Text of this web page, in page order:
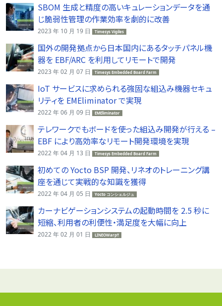
SBOM 生成と精度の高いキュレーションデータを通
じ脆弱性管理の作業効率を劇的に改善
2023 年 10 月 19 日 Timesys Vigiles
国外の開発拠点から日本国内にあるタッチパネル機
器を EBF/ARC を利用してリモートで開発
2023 年 02 月 07 日 Timesys Embedded Board Farm
IoT サービスに求められる強固な組込み機器セキュ
リティを EMEliminator で実現
2022 年 06 月 09 日 EMEliminator
テレワークでもボードを使った組込み開発が行える –
EBF により高効率なリモート開発環境を実現
2022 年 04 月 13 日 Timesys Embedded Board Farm
初めての Yocto BSP 開発、リネオのトレーニング講
座を通じて実戦的な知識を獲得
2022 年 04 月 05 日 Yocto コンシェルジュ
カーナビゲーションシステムの起動時間を 2.5 秒に
短縮、利用者の利便性・満足度を大幅に向上
2022 年 02 月 01 日 LINEOWarp!!